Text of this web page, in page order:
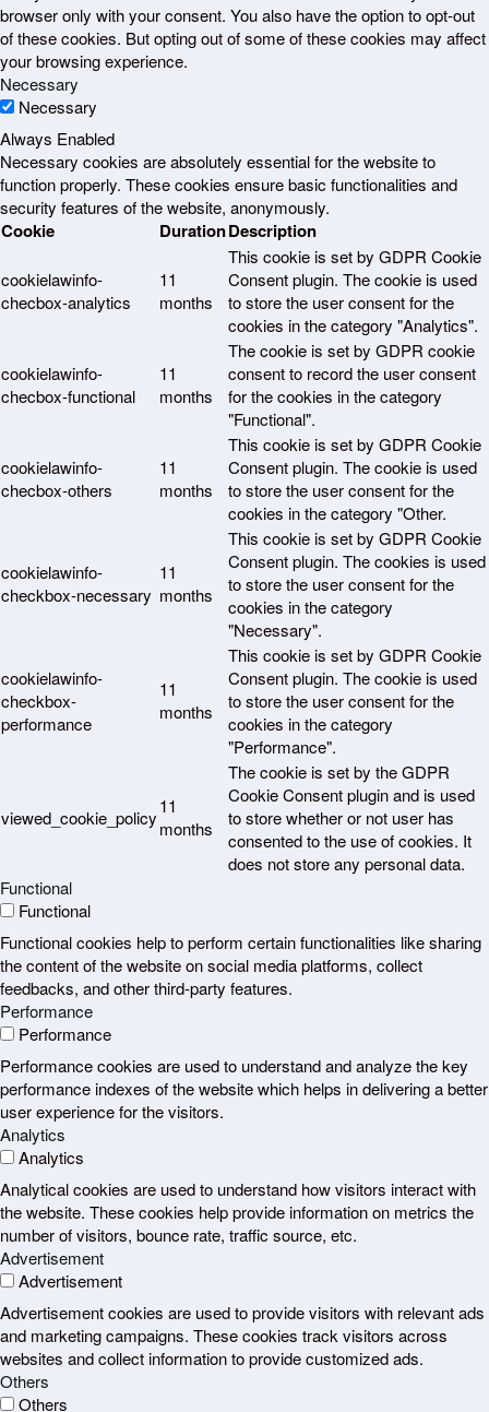
browser only with your consent. You also have the option to opt-out
of these cookies. But opting out of some of these cookies may affect
your browsing experience.
Necessary
Necessary
Always Enabled
Necessary cookies are absolutely essential for the website to
function properly. These cookies ensure basic functionalities and
security features of the website, anonymously.
Cookie DurationDescription
cookielawinfo-
checbox-analytics
11
months
This cookie is set by GDPR Cookie
Consent plugin. The cookie is used
to store the user consent for the
cookies in the category "Analytics".
cookielawinfo-
checbox-functional
11
months
The cookie is set by GDPR cookie
consent to record the user consent
for the cookies in the category
"Functional".
cookielawinfo-
checbox-others
11
months
This cookie is set by GDPR Cookie
Consent plugin. The cookie is used
to store the user consent for the
cookies in the category "Other.
cookielawinfo-
checkbox-necessary
11
months
This cookie is set by GDPR Cookie
Consent plugin. The cookies is used
to store the user consent for the
cookies in the category
"Necessary".
cookielawinfo-
checkbox-
performance
11
months
This cookie is set by GDPR Cookie
Consent plugin. The cookie is used
to store the user consent for the
cookies in the category
"Performance".
viewed_cookie_policy
11
months
The cookie is set by the GDPR
Cookie Consent plugin and is used
to store whether or not user has
consented to the use of cookies. It
does not store any personal data.
Functional
Functional
Functional cookies help to perform certain functionalities like sharing
the content of the website on social media platforms, collect
feedbacks, and other third-party features.
Performance
Performance
Performance cookies are used to understand and analyze the key
performance indexes of the website which helps in delivering a better
user experience for the visitors.
Analytics
Analytics
Analytical cookies are used to understand how visitors interact with
the website. These cookies help provide information on metrics the
number of visitors, bounce rate, traffic source, etc.
Advertisement
Advertisement
Advertisement cookies are used to provide visitors with relevant ads
and marketing campaigns. These cookies track visitors across
websites and collect information to provide customized ads.
Others
Others